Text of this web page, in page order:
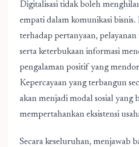
Digitalisasi tidak boleh
empati dalam komunikasi bisnis.
terhadap pertanyaan, pelayanan
serta keterbukaan informasi
pengalaman positif yang
Kepercayaan yang terbangun
akan menjadi modal sosial yang
mempertahankan eksistensi
Secara keseluruhan, menjawab